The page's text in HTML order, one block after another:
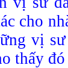
cho
vị
thấy